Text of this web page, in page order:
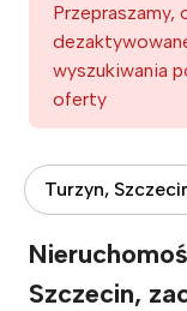
Przepraszamy,
wyszukiwania
oferty
Turzyn,
Szczecin,